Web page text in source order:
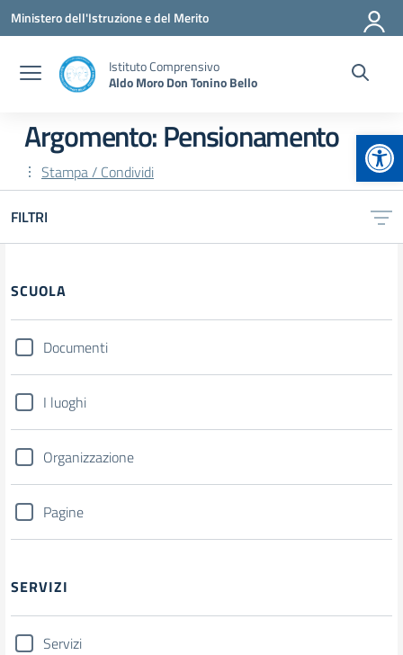
Vai ai contenuti
Vai al menu di navigazione
Vai al footer
Ministero dell'Istruzione e del Merito
Istituto Comprensivo
Aldo Moro Don Tonino Bello
Argomento: Pensionamento
Stampa / Condividi
FILTRI
Filtri
SCUOLA
Documenti
I luoghi
Organizzazione
Pagine
SERVIZI
Servizi